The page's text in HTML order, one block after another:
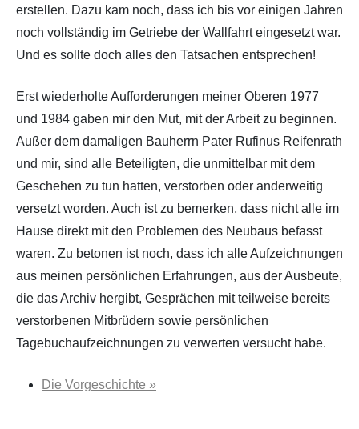
erstellen. Dazu kam noch, dass ich bis vor einigen Jahren
noch vollständig im Getriebe der Wallfahrt eingesetzt war.
Und es sollte doch alles den Tatsachen entsprechen!
Erst wiederholte Aufforderungen meiner Oberen 1977
und 1984 gaben mir den Mut, mit der Arbeit zu beginnen.
Außer dem damaligen Bauherrn Pater Rufinus Reifenrath
und mir, sind alle Beteiligten, die unmittelbar mit dem
Geschehen zu tun hatten, verstorben oder anderweitig
versetzt worden. Auch ist zu bemerken, dass nicht alle im
Hause direkt mit den Problemen des Neubaus befasst
waren. Zu betonen ist noch, dass ich alle Aufzeichnungen
aus meinen persönlichen Erfahrungen, aus der Ausbeute,
die das Archiv hergibt, Gesprächen mit teilweise bereits
verstorbenen Mitbrüdern sowie persönlichen
Tagebuchaufzeichnungen zu verwerten versucht habe.
Die Vorgeschichte »